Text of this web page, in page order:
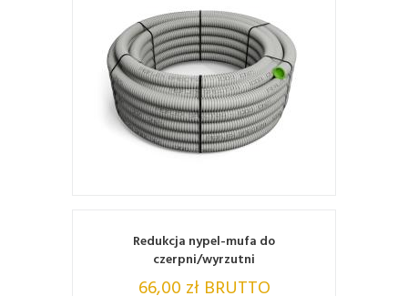
Redukcja nypel-mufa do
czerpni/wyrzutni
66,00 zł BRUTTO